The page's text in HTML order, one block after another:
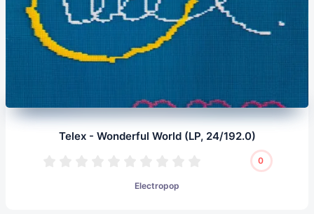
Telex - Wonderful World (LP, 24/192.0)
0
Electropop